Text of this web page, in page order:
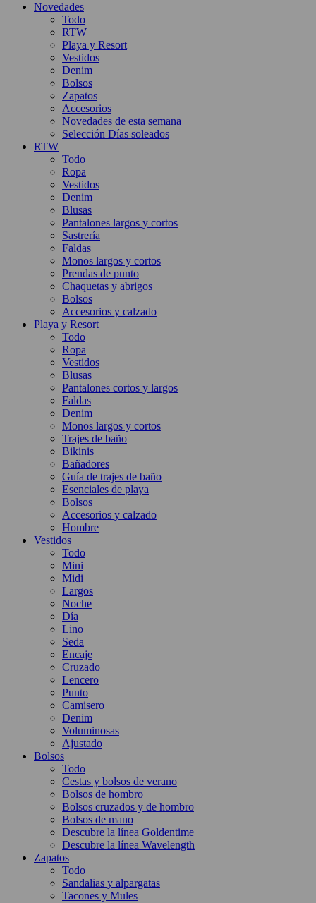
Novedades
Todo
RTW
Playa y Resort
Vestidos
Denim
Bolsos
Zapatos
Accesorios
Novedades de esta semana
Selección Días soleados
RTW
Todo
Ropa
Vestidos
Denim
Blusas
Pantalones largos y cortos
Sastrería
Faldas
Monos largos y cortos
Prendas de punto
Chaquetas y abrigos
Bolsos
Accesorios y calzado
Playa y Resort
Todo
Ropa
Vestidos
Blusas
Pantalones cortos y largos
Faldas
Denim
Monos largos y cortos
Trajes de baño
Bikinis
Bañadores
Guía de trajes de baño
Esenciales de playa
Bolsos
Accesorios y calzado
Hombre
Vestidos
Todo
Mini
Midi
Largos
Noche
Día
Lino
Seda
Encaje
Cruzado
Lencero
Punto
Camisero
Denim
Voluminosas
Ajustado
Bolsos
Todo
Cestas y bolsos de verano
Bolsos de hombro
Bolsos cruzados y de hombro
Bolsos de mano
Descubre la línea Goldentime
Descubre la línea Wavelength
Zapatos
Todo
Sandalias y alpargatas
Tacones y Mules